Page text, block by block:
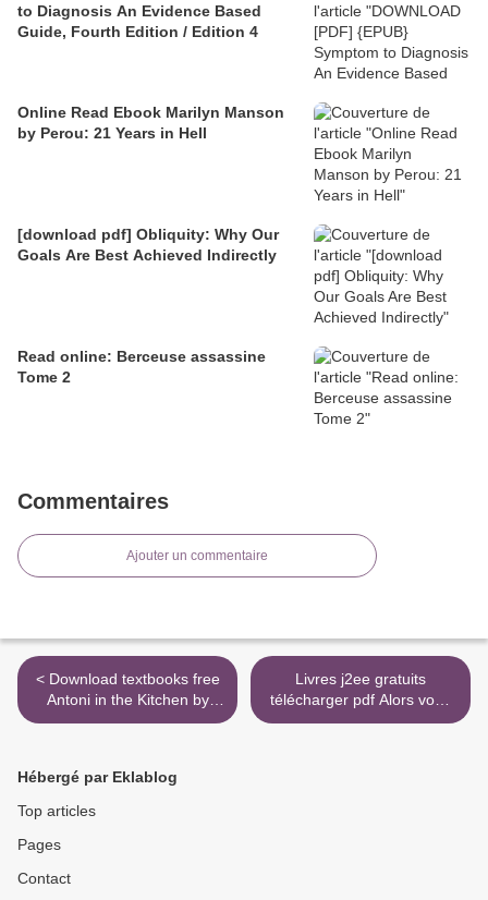
to Diagnosis An Evidence Based
Guide, Fourth Edition / Edition 4
Online Read Ebook Marilyn Manson
by Perou: 21 Years in Hell
[download pdf] Obliquity: Why Our
Goals Are Best Achieved Indirectly
Read online: Berceuse assassine
Tome 2
Commentaires
Ajouter un commentaire
< Download textbooks free
Antoni in the Kitchen by
Antoni Porowski, Mindy Fox
Livres j2ee gratuits
télécharger pdf Alors vous
ne serez plus jamais triste -
Hébergé par Eklablog
Top articles
Pages
Contact